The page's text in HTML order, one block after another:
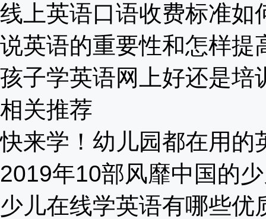
线上英语口语收费标准如
说英语的重要性和怎样提
孩子学英语网上好还是培
相关推荐
快来学！幼儿园都在用的
2019年10部风靡中国的
少儿在线学英语有哪些优